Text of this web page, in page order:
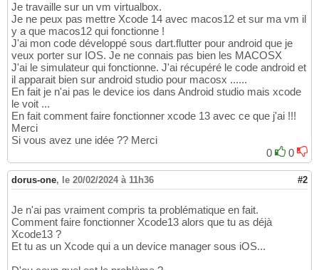
Je travaille sur un vm virtualbox.
Je ne peux pas mettre Xcode 14 avec macos12 et sur ma vm il
y a que macos12 qui fonctionne !
J'ai mon code développé sous dart.flutter pour android que je
veux porter sur IOS. Je ne connais pas bien les MACOSX
J'ai le simulateur qui fonctionne. J'ai récupéré le code android et
il apparait bien sur android studio pour macosx ......
En fait je n'ai pas le device ios dans Android studio mais xcode
le voit ...
En fait comment faire fonctionner xcode 13 avec ce que j'ai !!!
Merci
Si vous avez une idée ?? Merci
0
0
dorus-one, le 20/02/2024 à 11h36 #2
Je n'ai pas vraiment compris ta problématique en fait.
Comment faire fonctionner Xcode13 alors que tu as déjà
Xcode13 ?
Et tu as un Xcode qui a un device manager sous iOS...